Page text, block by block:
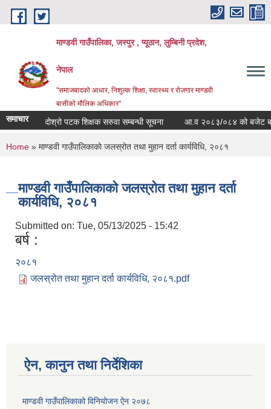
Skip to main content
माण्डवी गाउँपालिका, जस्पुर , प्यूठान, लुम्बिनी प्रदेश,
नेपाल
"समाजबादको आधार, निशुल्क शिक्षा, स्वास्थ्य र रोजगार माण्डवी
बासीको मौलिक अधिकार"
समाचार दोश्रो पटक शिक्षक सरुवा सम्बन्धी सूचना आ.व २०८३/०८४ को बजेट
You are here
Home » माण्डवी गाउँपालिकाको जलस्रोत तथा मुहान दर्ता कार्यविधि, २०८१
माण्डवी गाउँपालिकाको जलस्रोत तथा मुहान दर्ता
कार्यविधि, २०८१
Submitted on: Tue, 05/13/2025 - 15:42
बर्ष :
२०८१
जलस्रोत तथा मुहान दर्ता कार्यविधि, २०८१.pdf
ऐन, कानुन तथा निर्देशिका
माण्डवी गाउँपालिकाको विनियोजन ऐन २०७८